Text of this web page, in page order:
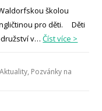
školou
pro děti. Děti
v…Číst více >
Aktuality, Pozvánky na